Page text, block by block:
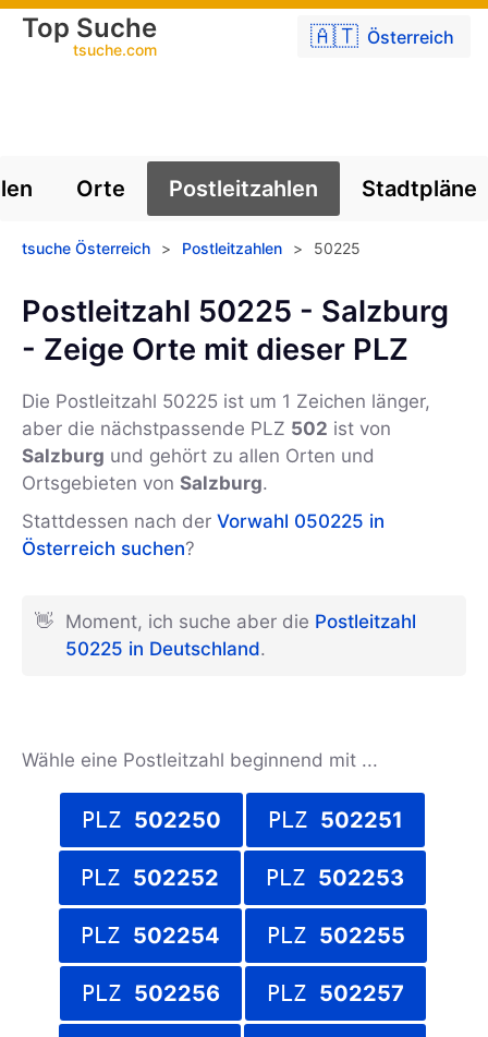
🇦🇹 Österreich
Top Suche
tsuche.com
Orte Postleitzahlen Stadtpläne
tsuche Österreich > Postleitzahlen > 50225
Postleitzahl 50225 - Salzburg
- Zeige Orte mit dieser PLZ
Die Postleitzahl 50225 ist um 1 Zeichen länger,
aber die nächstpassende PLZ 502 ist von
Salzburg und gehört zu allen Orten und
Ortsgebieten von Salzburg.
Stattdessen nach der Vorwahl 050225 in
Österreich suchen?
👋 Moment, ich suche aber die Postleitzahl
50225 in Deutschland.
Wähle eine Postleitzahl beginnend mit ...
PLZ 502250 PLZ 502251
PLZ 502252 PLZ 502253
PLZ 502254 PLZ 502255
PLZ 502256 PLZ 502257